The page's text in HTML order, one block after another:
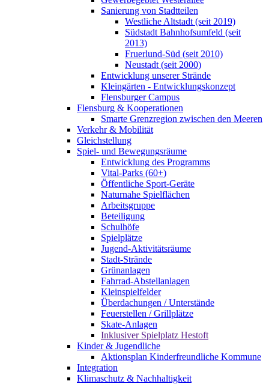
Sanierung von Stadtteilen
Westliche Altstadt (seit 2019)
Südstadt Bahnhofsumfeld (seit
2013)
Fruerlund-Süd (seit 2010)
Neustadt (seit 2000)
Entwicklung unserer Strände
Kleingärten - Entwicklungskonzept
Flensburger Campus
Flensburg & Kooperationen
Smarte Grenzregion zwischen den Meeren
Verkehr & Mobilität
Gleichstellung
Spiel- und Bewegungsräume
Entwicklung des Programms
Vital-Parks (60+)
Öffentliche Sport-Geräte
Naturnahe Spielflächen
Arbeitsgruppe
Beteiligung
Schulhöfe
Spielplätze
Jugend-Aktivitätsräume
Stadt-Strände
Grünanlagen
Fahrrad-Abstellanlagen
Kleinspielfelder
Überdachungen / Unterstände
Feuerstellen / Grillplätze
Skate-Anlagen
Inklusiver Spielplatz Hestoft
Kinder & Jugendliche
Aktionsplan Kinderfreundliche Kommune
Integration
Klimaschutz & Nachhaltigkeit